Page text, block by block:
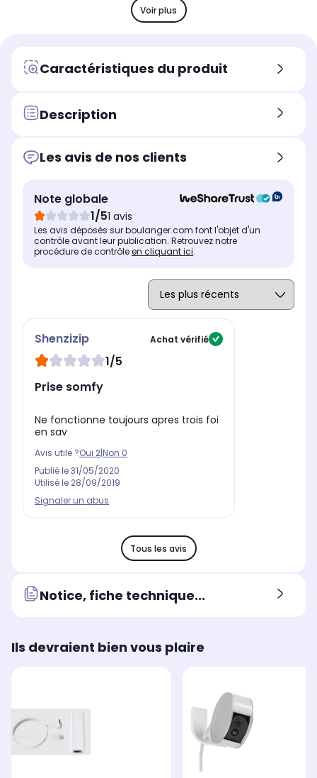
Wifi
Bluetooth
-
Non connectée
Wifi
Voir plus
Caractéristiques du produit
Description
Les avis de nos clients
Note globale
1/51 avis
Les avis déposés sur boulanger.com font l'objet d'un
contrôle avant leur publication. Retrouvez notre
procédure de contrôleen cliquant ici.
Shenzizip Achat vérifié
1/5
Prise somfy
Ne fonctionne toujours apres trois foi
en sav
Avis utile ?Oui 2Non 0
Publié le31/05/2020
Utilisé le 28/09/2019
Signaler un abus
Tous les avis
Notice, fiche technique...
Ils devraient bien vous plaire